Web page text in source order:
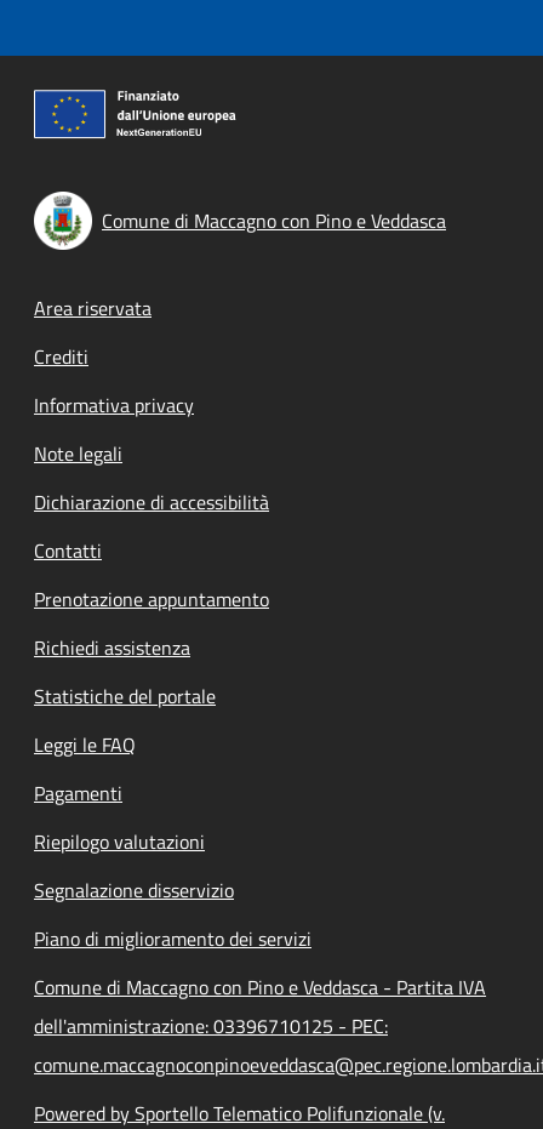
Comune di Maccagno con Pino e Veddasca
Footer menu
Area riservata
Crediti
Informativa privacy
Note legali
Dichiarazione di accessibilità
Contatti
Prenotazione appuntamento
Richiedi assistenza
Statistiche del portale
Leggi le FAQ
Pagamenti
Riepilogo valutazioni
Segnalazione disservizio
Piano di miglioramento dei servizi
Comune di Maccagno con Pino e Veddasca - Partita IVA
dell'amministrazione: 03396710125 - PEC:
Powered by Sportello Telematico Polifunzionale (v.